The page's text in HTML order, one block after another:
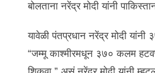
बोलताना नरेंद्र मोदी यांनी
यावेळी पंतप्रधान नरेंद्र मोदी
“जम्मू काश्मीरमधून ३७० कलम